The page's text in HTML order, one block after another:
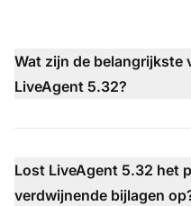
Wat zijn de belangrijkste
LiveAgent 5.32?
Lost LiveAgent 5.32 het
verdwijnende bijlagen